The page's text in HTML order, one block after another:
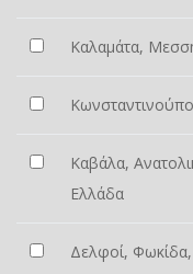
Καλαμάτα,
Καβάλα,
Ελλάδα
Δελφοί,